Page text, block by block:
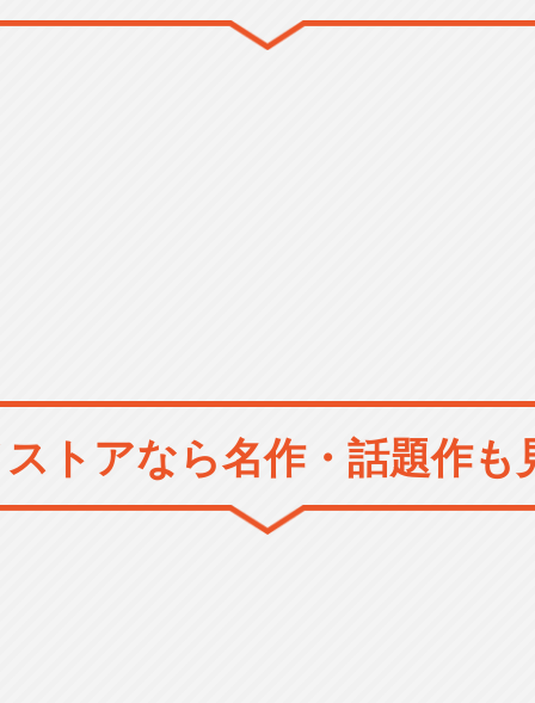
トアなら名作・話題作も